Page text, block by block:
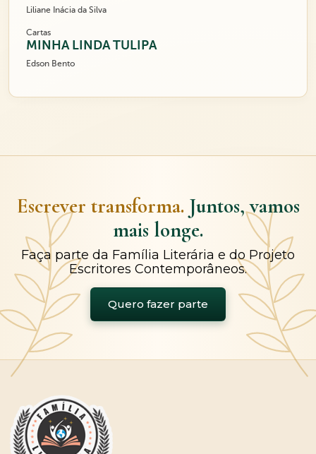
Liliane Inácia da Silva
Cartas
MINHA LINDA TULIPA
Edson Bento
Escrever transforma. Juntos, vamos
mais longe.
Faça parte da Família Literária e do Projeto
Escritores Contemporâneos.
Quero fazer parte